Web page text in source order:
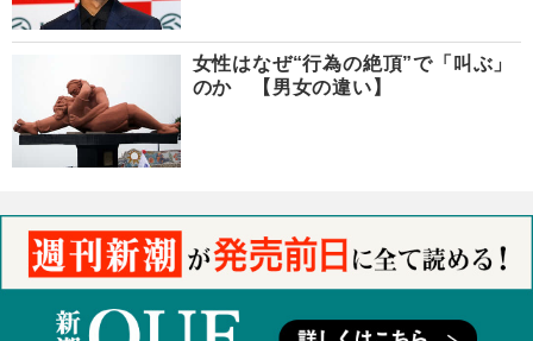
女性はなぜ“行為の絶頂”で「叫ぶ」
のか 【男女の違い】